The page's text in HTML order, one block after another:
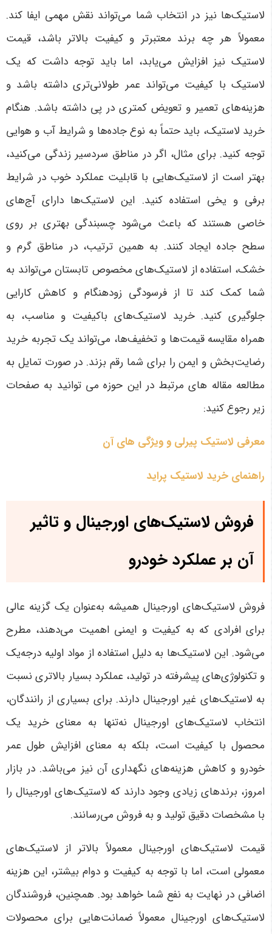
لاستیک‌ها نیز در انتخاب شما می‌تواند نقش مهمی ایفا کند.
معمولاً هر چه برند معتبرتر و کیفیت بالاتر باشد، قیمت
لاستیک نیز افزایش می‌یابد، اما باید توجه داشت که یک
لاستیک با کیفیت می‌تواند عمر طولانی‌تری داشته باشد و
هزینه‌های تعمیر و تعویض کمتری در پی داشته باشد. هنگام
خرید لاستیک، باید حتماً به نوع جاده‌ها و شرایط آب و هوایی
توجه کنید. برای مثال، اگر در مناطق سردسیر زندگی می‌کنید،
بهتر است از لاستیک‌هایی با قابلیت عملکرد خوب در شرایط
برفی و یخی استفاده کنید. این لاستیک‌ها دارای آج‌های
خاصی هستند که باعث می‌شود چسبندگی بهتری بر روی
سطح جاده ایجاد کنند. به همین ترتیب، در مناطق گرم و
خشک، استفاده از لاستیک‌های مخصوص تابستان می‌تواند به
شما کمک کند تا از فرسودگی زودهنگام و کاهش کارایی
جلوگیری کنید. خرید لاستیک‌های باکیفیت و مناسب، به
همراه مقایسه قیمت‌ها و تخفیف‌ها، می‌تواند یک تجربه خرید
رضایت‌بخش و ایمن را برای شما رقم بزند. در صورت تمایل به
مطالعه مقاله های مرتبط در این حوزه می توانید به صفحات
زیر رجوع کنید:
معرفی لاستیک پیرلی و ویژگی های آن
راهنمای خرید لاستیک پراید
فروش لاستیک‌های اورجینال و تاثیر
آن بر عملکرد خودرو
فروش لاستیک‌های اورجینال همیشه به‌عنوان یک گزینه عالی
برای افرادی که به کیفیت و ایمنی اهمیت می‌دهند، مطرح
می‌شود. این لاستیک‌ها به دلیل استفاده از مواد اولیه درجه‌یک
و تکنولوژی‌های پیشرفته در تولید، عملکرد بسیار بالاتری نسبت
به لاستیک‌های غیر اورجینال دارند. برای بسیاری از رانندگان،
انتخاب لاستیک‌های اورجینال نه‌تنها به معنای خرید یک
محصول با کیفیت است، بلکه به معنای افزایش طول عمر
خودرو و کاهش هزینه‌های نگهداری آن نیز می‌باشد. در بازار
امروز، برندهای زیادی وجود دارند که لاستیک‌های اورجینال را
با مشخصات دقیق تولید و به فروش می‌رسانند.
قیمت لاستیک‌های اورجینال معمولاً بالاتر از لاستیک‌های
معمولی است، اما با توجه به کیفیت و دوام بیشتر، این هزینه
اضافی در نهایت به نفع شما خواهد بود. همچنین، فروشندگان
لاستیک‌های اورجینال معمولاً ضمانت‌هایی برای محصولات